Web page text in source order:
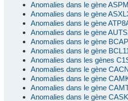
Anomalies dans le gène ASPM
Anomalies dans le gène
Anomalies dans le gène
Anomalies dans le gène
Anomalies dans le gène
Anomalies dans le gène
Anomalies dans les gènes
Anomalies dans le gène
Anomalies dans le gène
Anomalies dans le gène
Anomalies dans le gène CASK